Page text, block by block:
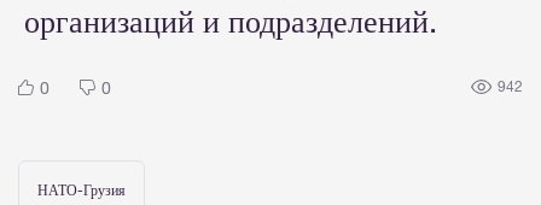
организаций и подразделений.
0 0 942
НАТО-Грузия